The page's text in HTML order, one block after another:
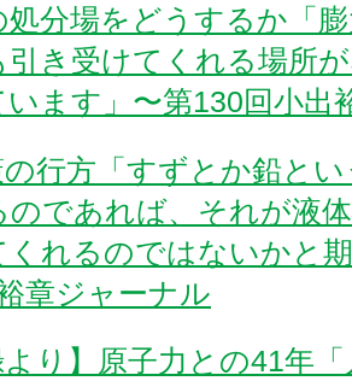
分場をどうするか「
引き受けてくれる場所
います」〜第130回小出
行方「すずとか鉛と
のであれば、それが液
くれるのではないかと
章ジャーナル
より】原子力との41年